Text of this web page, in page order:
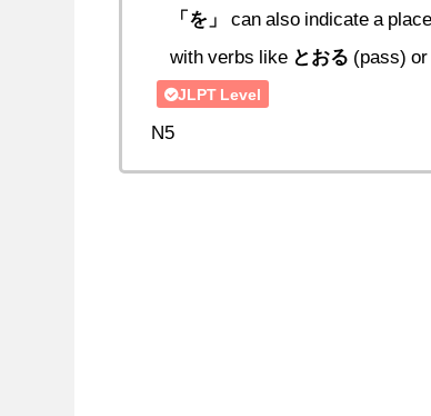
「を」
can also indicate a
with verbs like とおる (pass) or
JLPT Level
N5